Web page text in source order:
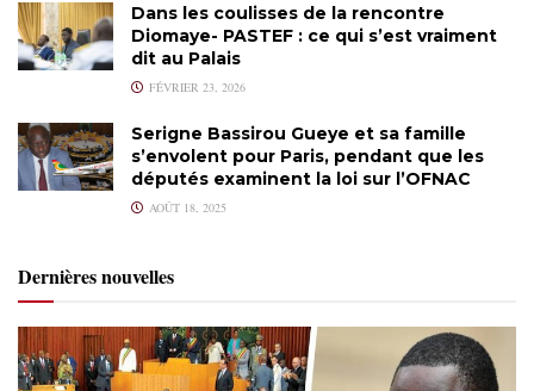
Dans les coulisses de la rencontre
Diomaye- PASTEF : ce qui s’est vraiment
dit au Palais
FÉVRIER 23, 2026
Serigne Bassirou Gueye et sa famille
s’envolent pour Paris, pendant que les
députés examinent la loi sur l’OFNAC
AOÛT 18, 2025
Dernières nouvelles